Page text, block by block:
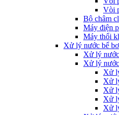
Vòi
Bộ châm
Máy điện
Máy thổi
Xử lý nước bể
Xử lý
Xử lý
Xử
Xử
Xử
Xử
Xử